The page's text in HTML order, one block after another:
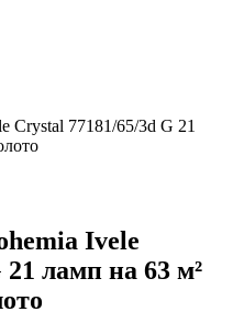
Crystal 77181/65/3d G 21
Ivele
ламп на 63 м²